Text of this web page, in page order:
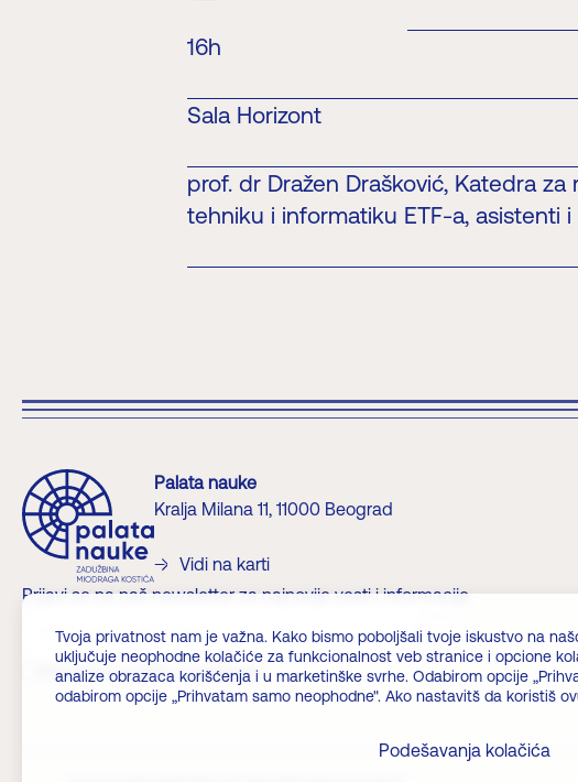
16h
Sala Horizont
prof. dr Dražen Drašković, Katedra za
tehniku i informatiku ETF-a, asistenti
Palata nauke
Kralja Milana 11, 11000 Beograd
Vidi na karti
Prijavi se na naš newsletter za najnovije vesti i informacije
Prihvatam politiku privatnosti
Tvoja privatnost nam je važna. Kako bismo poboljšali tvoje iskustvo na
uključuje neophodne kolačiće za funkcionalnost veb stranice i opcione
analize obrazaca korišćenja i u marketinške svrhe. Odabirom opcije
odabirom opcije „Prihvatam samo neophodne". Ako nastavitš da koristiš
Podešavanja kolačića